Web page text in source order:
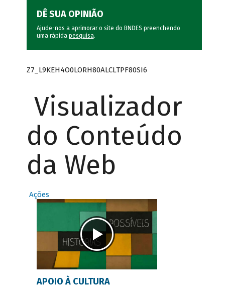
DÊ SUA OPINIÃO
Ajude-nos a aprimorar o site do BNDES preenchendo
uma rápida pesquisa.
Z7_L9KEH4O0LORH80ALCLTPF80SI6
Visualizador
do Conteúdo
da Web
Ações
APOIO À CULTURA